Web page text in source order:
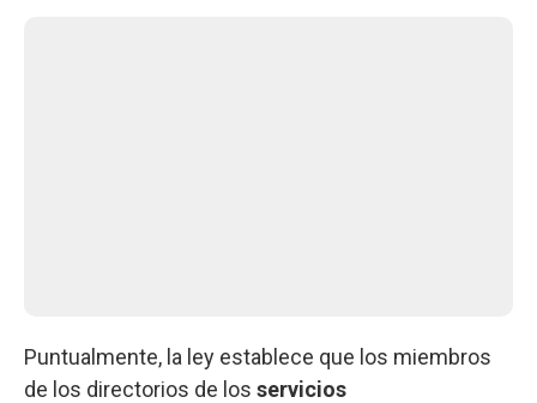
Puntualmente, la ley establece que los miembros
de los directorios de los servicios